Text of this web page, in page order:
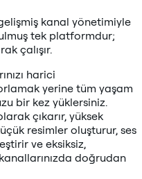
kanal yönetimiyle
tek platformdur;
çalışır.
harici
yerine tüm yaşam
bir kez yüklersiniz.
çıkarır, yüksek
resimler oluşturur, ses
ve eksiksiz,
doğrudan